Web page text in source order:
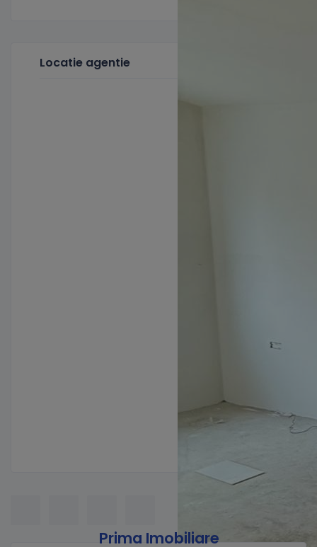
Locatie agentie
Prima Imobiliare